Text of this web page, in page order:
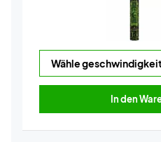
In den